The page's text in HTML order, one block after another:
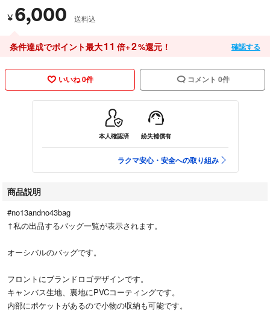
¥ 6,000 送料込
条件達成でポイント最大11 倍+2%還元！ 確認する
いいね 0件 コメント 0件
本人確認済 紛失補償有
ラクマ安心・安全への取り組み
商品説明
#no13andno43bag
↑私の出品するバッグ一覧が表示されます。
オーシバルのバッグです。
フロントにブランドロゴデザインです。
キャンバス生地、裏地にPVCコーティングです。
内部にポケットがあるので小物の収納も可能です。